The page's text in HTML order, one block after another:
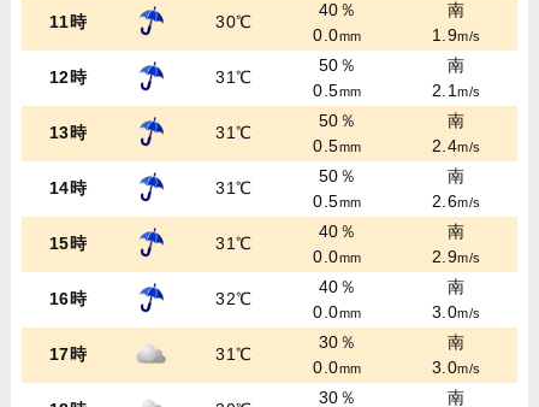
11時 30℃
40％
0.0mm
南
1.9m/s
12時 31℃
50％
0.5mm
南
2.1m/s
13時 31℃
50％
0.5mm
南
2.4m/s
14時 31℃
50％
0.5mm
南
2.6m/s
15時 31℃
40％
0.0mm
南
2.9m/s
16時 32℃
40％
0.0mm
南
3.0m/s
17時 31℃
30％
0.0mm
南
3.0m/s
30％
南